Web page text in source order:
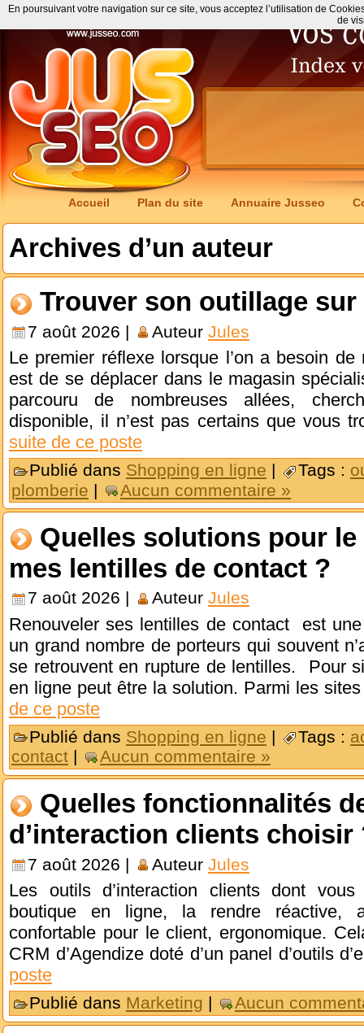
Accueil Plan du site Annuaire Jusseo
Archives d’un auteur
Trouver son outillage sur
7 août 2026 | Auteur Jules
Le premier réflexe lorsque l’on a besoin
est de se déplacer dans le magasin
parcouru de nombreuses allées,
disponible, il n’est pas certains que vous
suite de ce poste
Publié dans Shopping en ligne | Tags :
plomberie | Aucun commentaire »
Quelles solutions pour
mes lentilles de contact ?
7 août 2026 | Auteur Jules
Renouveler ses lentilles de contact est
un grand nombre de porteurs qui souvent
se retrouvent en rupture de lentilles. Pour
en ligne peut être la solution. Parmi les
de ce poste
Publié dans Shopping en ligne | Tags :
contact | Aucun commentaire »
Quelles fonctionnalités
d’interaction clients choisir
7 août 2026 | Auteur Jules
Les outils d’interaction clients dont
boutique en ligne, la rendre réactive,
confortable pour le client, ergonomique.
CRM d’Agendize doté d’un panel d’outils
poste
Publié dans Marketing | Aucun
En poursuivant votre navigation sur ce site, vous acceptez l’utilisation de
de